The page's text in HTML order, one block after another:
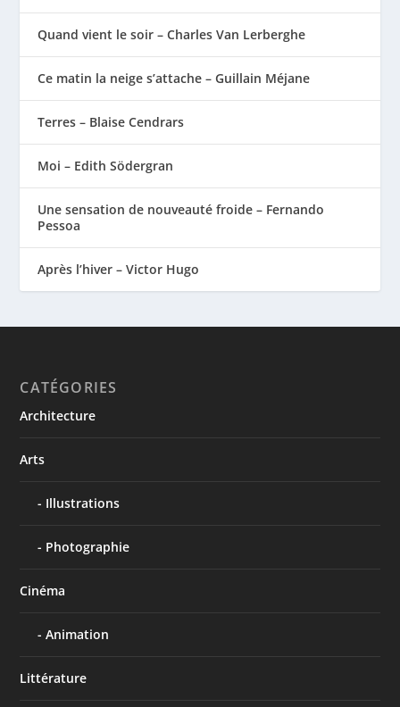
Quand vient le soir – Charles Van Lerberghe
Ce matin la neige s’attache – Guillain Méjane
Terres – Blaise Cendrars
Moi – Edith Södergran
Une sensation de nouveauté froide – Fernando
Pessoa
Après l’hiver – Victor Hugo
CATÉGORIES
Architecture
Arts
Illustrations
Photographie
Cinéma
Animation
Littérature